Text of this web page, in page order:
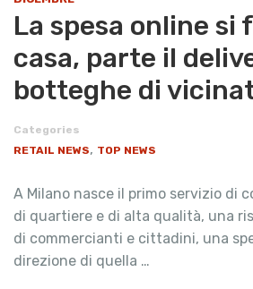
La spesa online si
casa, parte il
botteghe di
Categories
RETAIL NEWS, TOP NEWS
A Milano nasce il primo servizio di
di quartiere e di alta qualità, una
di commercianti e cittadini, una
direzione di quella …